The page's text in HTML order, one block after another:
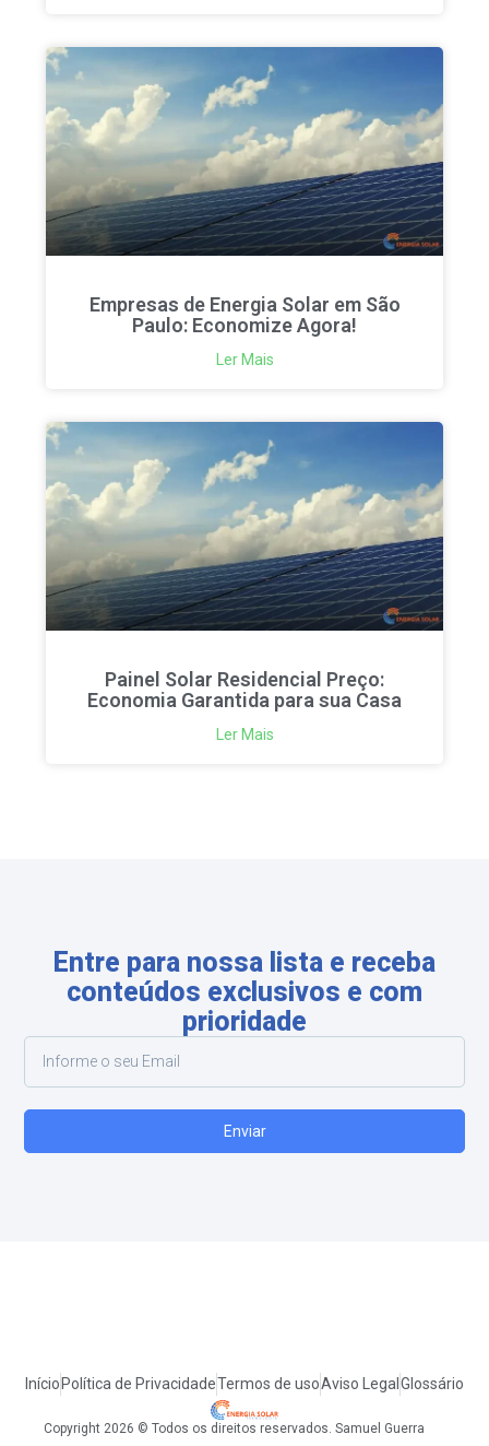
Empresas de Energia Solar em São
Paulo: Economize Agora!
Ler Mais
Painel Solar Residencial Preço:
Economia Garantida para sua Casa
Ler Mais
Entre para nossa lista e receba
conteúdos exclusivos e com
prioridade
Enviar
Início Política de PrivacidadeTermos de usoAviso Legal Glossário
Copyright 2026 © Todos os direitos reservados. Samuel Guerra